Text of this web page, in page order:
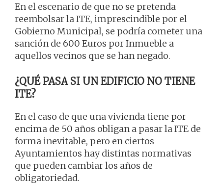
En el escenario de que no se pretenda
reembolsar la ITE, imprescindible por el
Gobierno Municipal, se podría cometer una
sanción de 600 Euros por Inmueble a
aquellos vecinos que se han negado.
¿QUÉ PASA SI UN EDIFICIO NO TIENE
ITE?
En el caso de que una vivienda tiene por
encima de 50 años obligan a pasar la ITE de
forma inevitable, pero en ciertos
Ayuntamientos hay distintas normativas
que pueden cambiar los años de
obligatoriedad.